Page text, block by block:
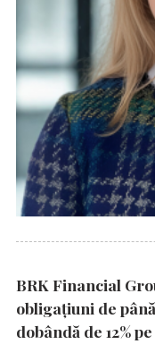
BRK Financial
obligațiuni de
dobândă de 12%